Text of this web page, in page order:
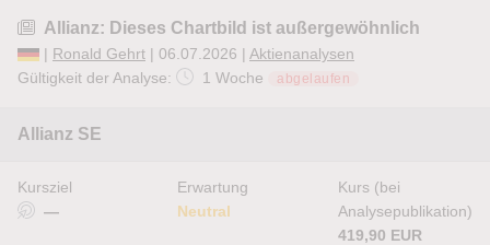
Allianz: Dieses Chartbild ist außergewöhnlich
| Ronald Gehrt | 06.07.2026 | Aktienanalysen
Gültigkeit der Analyse:
1 Woche abgelaufen
Allianz SE
Kursziel
—
Erwartung
Neutral
Kurs (bei
Analysepublikation)
419,90 EUR